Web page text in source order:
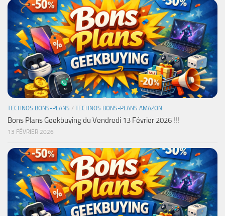
TECHNOS BONS-PLANS / TECHNOS BONS-PLANS AMAZON
Bons Plans Geekbuying du Vendredi 13 Février 2026 !!!
13 FÉVRIER 2026